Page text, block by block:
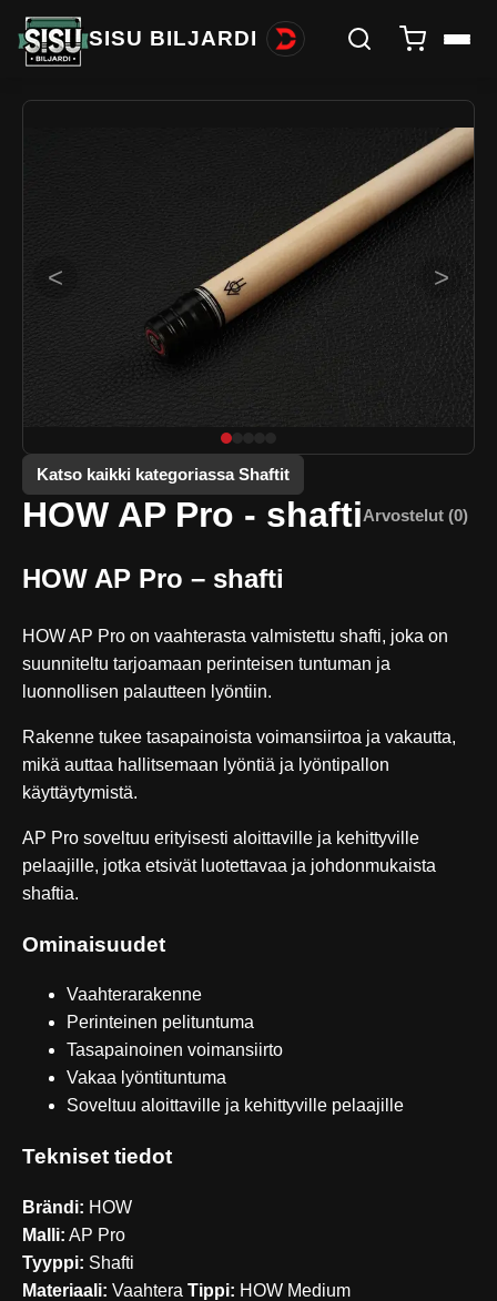
SISU BILJARDI
< >
Katso kaikki kategoriassa Shaftit
HOW AP Pro - shaftiArvostelut (0)
HOW AP Pro – shafti
HOW AP Pro on vaahterasta valmistettu shafti, joka on
suunniteltu tarjoamaan perinteisen tuntuman ja
luonnollisen palautteen lyöntiin.
Rakenne tukee tasapainoista voimansiirtoa ja vakautta,
mikä auttaa hallitsemaan lyöntiä ja lyöntipallon
käyttäytymistä.
AP Pro soveltuu erityisesti aloittaville ja kehittyville
pelaajille, jotka etsivät luotettavaa ja johdonmukaista
shaftia.
Ominaisuudet
Vaahterarakenne
Perinteinen pelituntuma
Tasapainoinen voimansiirto
Vakaa lyöntituntuma
Soveltuu aloittaville ja kehittyville pelaajille
Tekniset tiedot
Brändi: HOW
Malli: AP Pro
Tyyppi: Shafti
Materiaali: Vaahtera Tippi: HOW Medium